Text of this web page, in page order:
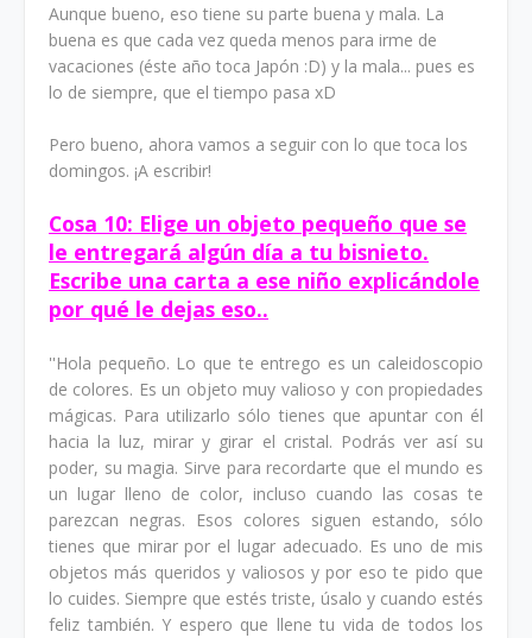
Aunque bueno, eso tiene su parte buena y mala. La
buena es que cada vez queda menos para irme de
vacaciones (éste año toca Japón :D) y la mala... pues es
lo de siempre, que el tiempo pasa xD
Pero bueno, ahora vamos a seguir con lo que toca los
domingos. ¡A escribir!
Cosa 10: Elige un objeto pequeño que se
le entregará algún día a tu bisnieto.
Escribe una carta a ese niño explicándole
por qué le dejas eso..
''Hola pequeño. Lo que te entrego es un caleidoscopio
de colores. Es un objeto muy valioso y con propiedades
mágicas. Para utilizarlo sólo tienes que apuntar con él
hacia la luz, mirar y girar el cristal. Podrás ver así su
poder, su magia. Sirve para recordarte que el mundo es
un lugar lleno de color, incluso cuando las cosas te
parezcan negras. Esos colores siguen estando, sólo
tienes que mirar por el lugar adecuado. Es uno de mis
objetos más queridos y valiosos y por eso te pido que
lo cuides. Siempre que estés triste, úsalo y cuando estés
feliz también. Y espero que llene tu vida de todos los